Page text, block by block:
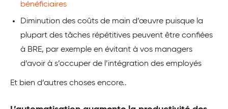
bénéficiaires
Diminution des coûts de main d’œuvre puisque la
plupart des tâches répétitives peuvent être confiées
à BRE, par exemple en évitant à vos managers
d’avoir à s’occuper de l’intégration des employés
Et bien d’autres choses encore..